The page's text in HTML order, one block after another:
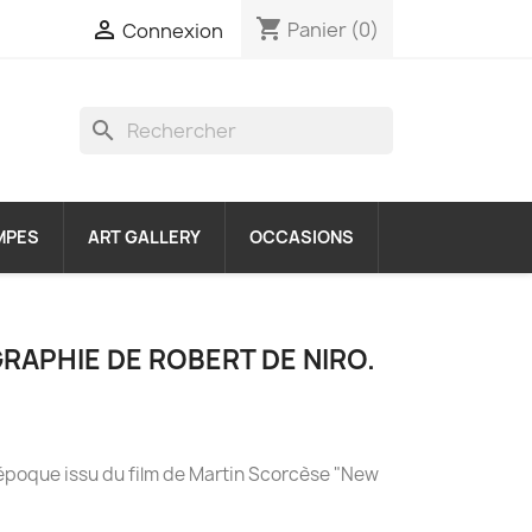
 Connexion shopping_cart Panier (0)
search
ART GALLERY OCCASIONS
DE ROBERT DE NIRO.
issu du film de Martin Scorcèse "New